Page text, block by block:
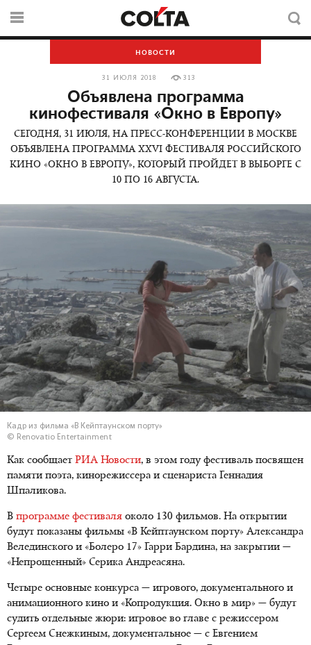
НОВОСТИ
31 ИЮЛЯ 2018 313
Объявлена программа
кинофестиваля «Окно в Европу»
СЕГОДНЯ, 31 ИЮЛЯ, НА ПРЕСС-КОНФЕРЕНЦИИ В МОСКВЕ
ОБЪЯВЛЕНА ПРОГРАММА XXVI ФЕСТИВАЛЯ РОССИЙСКОГО
КИНО «ОКНО В ЕВРОПУ», КОТОРЫЙ ПРОЙДЕТ В ВЫБОРГЕ С
10 ПО 16 АВГУСТА.
Кадр из фильма «В Кейптаунском порту»
© Renovatio Entertainment
Как сообщает РИА Новости, в этом году фестиваль посвящен
памяти поэта, кинорежиссера и сценариста Геннадия
Шпаликова.
В программе фестиваля около 130 фильмов. На открытии
будут показаны фильмы «В Кейптаунском порту» Александра
Велединского и «Болеро 17» Гарри Бардина, на закрытии —
«Непрощенный» Серика Андреасяна.
Четыре основные конкурса — игрового, документального и
анимационного кино и «Копродукция. Окно в мир» — будут
судить отдельные жюри: игровое во главе с режиссером
Сергеем Снежкиным, документальное — с Евгением